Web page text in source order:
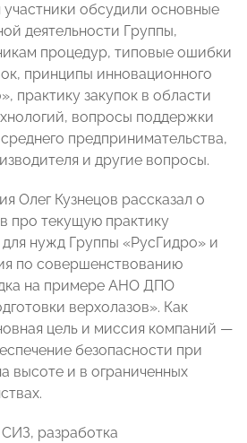
обсудили основные
деятельности Группы,
процедур, типовые ошибки
принципы инновационного
практику закупок в области
вопросы поддержки
предпринимательства,
и другие вопросы.
Олег Кузнецов рассказал о
про текущую практику
для нужд Группы «РусГидро» и
по совершенствованию
на примере АНО ДПО
верхолазов». Как
цель и миссия компаний —
безопасности при
высоте и в ограниченных
разработка